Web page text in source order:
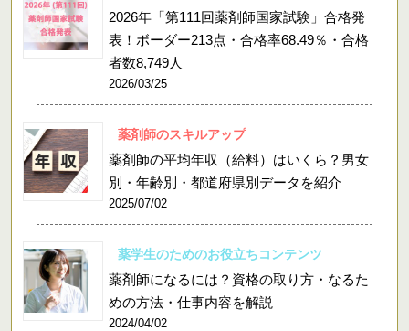
2026年「第111回薬剤師国家試験」合格発
表！ボーダー213点・合格率68.49％・合格
者数8,749人
2026/03/25
薬剤師のスキルアップ
薬剤師の平均年収（給料）はいくら？男女
別・年齢別・都道府県別データを紹介
2025/07/02
薬学生のためのお役立ちコンテンツ
薬剤師になるには？資格の取り方・なるた
めの方法・仕事内容を解説
2024/04/02